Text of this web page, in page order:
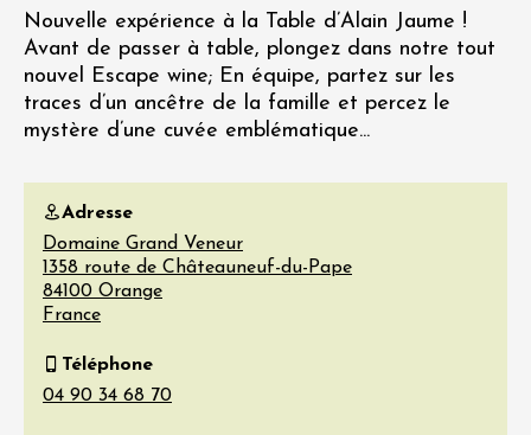
Nouvelle expérience à la Table d’Alain Jaume !
Avant de passer à table, plongez dans notre tout
nouvel Escape wine; En équipe, partez sur les
traces d’un ancêtre de la famille et percez le
mystère d’une cuvée emblématique...
Adresse
Domaine Grand Veneur
1358 route de Châteauneuf-du-Pape
84100 Orange
France
Téléphone